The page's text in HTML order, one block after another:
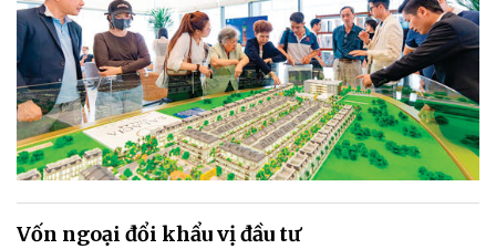
Vốn ngoại đổi khẩu vị đầu tư